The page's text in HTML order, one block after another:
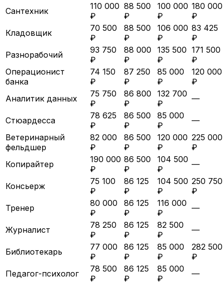
Сантехник
110 000
₽
88 500
₽
100 000
₽
180 000
₽
Кладовщик
70 500
₽
88 500
₽
106 000
₽
83 425
₽
Разнорабочий
93 750
₽
88 000
₽
135 500
₽
171 500
₽
Операционист
банка
74 150
₽
87 250
₽
85 000
₽
120 000
₽
Аналитик данных
75 750
₽
86 800
₽
132 700
₽
—
Стюардесса
78 625
₽
86 500
₽
85 000
₽
—
Ветеринарный
фельдшер
82 000
₽
86 500
₽
120 000
₽
225 000
₽
Копирайтер
190 000
₽
86 500
₽
104 500
₽
—
Консьерж
75 100
₽
86 125
₽
104 500
₽
250 750
₽
Тренер
80 000
₽
86 125
₽
116 000
₽
—
Журналист
78 250
₽
86 125
₽
82 500
₽
—
Библиотекарь
77 000
₽
86 125
₽
85 000
₽
282 500
₽
Педагог-психолог
78 500
₽
86 125
₽
85 000
₽
—